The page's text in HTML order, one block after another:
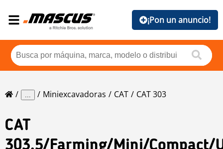
¡Pon un anuncio!
... Miniexcavadoras CAT CAT 303
CAT